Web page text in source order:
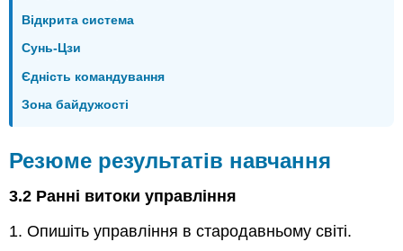
Відкрита система
Сунь-Цзи
Єдність командування
Зона байдужості
Резюме результатів навчання
3.2 Ранні витоки управління
1. Опишіть управління в стародавньому світі.